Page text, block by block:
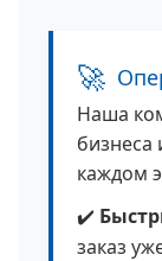
🚀
Наша
бизнеса
каждом
✔️
заказ